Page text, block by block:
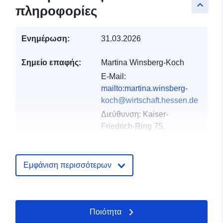
keyboard_arrow_up
πληροφορίες
Ενημέρωση: 31.03.2026
Σημείο επαφής:
Martina Winsberg-Koch
E-Mail:
mailto:martina.winsberg-
koch@wirtschaft.hessen.de
Διεύθυνση: Kaiser-
Friedrich-Ring 75,
Διεύθυνση URL:
http://www.mapbender.org
Αρχείο
Προστίθεται στο data.europa.eu:
February 2026
Εμφάνιση περισσότερων
Ποιότητα